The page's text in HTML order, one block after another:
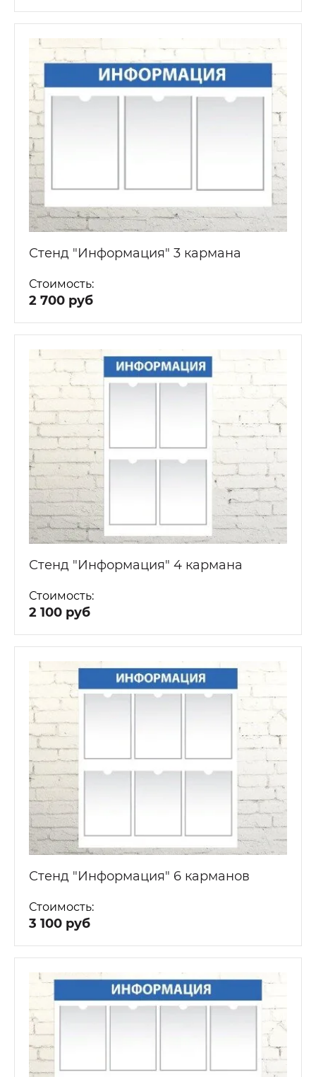
Стенд "Информация" 3 кармана
Стоимость:
2 700 руб
Стенд "Информация" 4 кармана
Стоимость:
2 100 руб
Стенд "Информация" 6 карманов
Стоимость:
3 100 руб